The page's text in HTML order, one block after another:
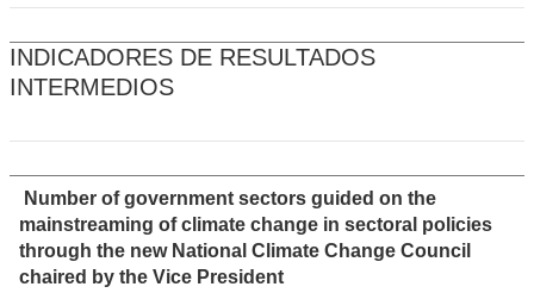
INDICADORES DE RESULTADOS
INTERMEDIOS
Number of government sectors guided on the
mainstreaming of climate change in sectoral policies
through the new National Climate Change Council
chaired by the Vice President